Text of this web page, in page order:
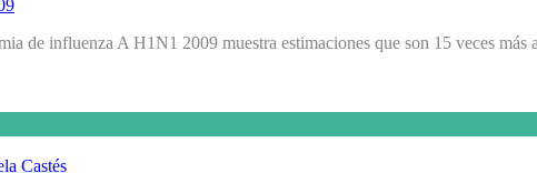
de influenza A H1N1 2009 muestra estimaciones que son 15 veces más